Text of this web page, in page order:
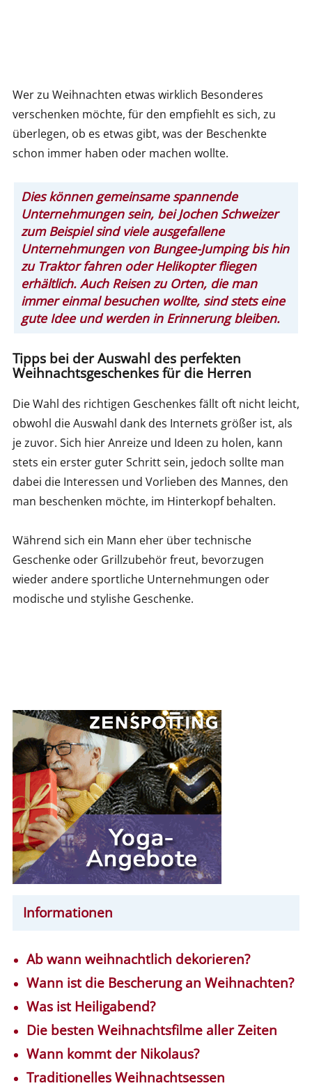
Wer zu Weihnachten etwas wirklich Besonderes
verschenken möchte, für den empfiehlt es sich, zu
überlegen, ob es etwas gibt, was der Beschenkte
schon immer haben oder machen wollte.
Dies können gemeinsame spannende
Unternehmungen sein, bei Jochen Schweizer
zum Beispiel sind viele ausgefallene
Unternehmungen von Bungee-Jumping bis hin
zu Traktor fahren oder Helikopter fliegen
erhältlich. Auch Reisen zu Orten, die man
immer einmal besuchen wollte, sind stets eine
gute Idee und werden in Erinnerung bleiben.
Tipps bei der Auswahl des perfekten
Weihnachtsgeschenkes für die Herren
Die Wahl des richtigen Geschenkes fällt oft nicht leicht,
obwohl die Auswahl dank des Internets größer ist, als
je zuvor. Sich hier Anreize und Ideen zu holen, kann
stets ein erster guter Schritt sein, jedoch sollte man
dabei die Interessen und Vorlieben des Mannes, den
man beschenken möchte, im Hinterkopf behalten.
Während sich ein Mann eher über technische
Geschenke oder Grillzubehör freut, bevorzugen
wieder andere sportliche Unternehmungen oder
modische und stylishe Geschenke.
Informationen
Ab wann weihnachtlich dekorieren?
Wann ist die Bescherung an Weihnachten?
Was ist Heiligabend?
Die besten Weihnachtsfilme aller Zeiten
Wann kommt der Nikolaus?
Traditionelles Weihnachtsessen